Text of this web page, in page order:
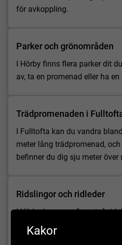
för avkoppling.
Parker och grönområden
I Hörby finns flera parker dit
av, ta en promenad eller ha
Trädpromenaden i
I Fulltofta kan du vandra
meter lång trädpromenad,
befinner du dig sju meter över
Ridslingor och ridleder
I Hörby kommun finns två
kilometer vardera och är
och kortare turer. Det finns
Kakor